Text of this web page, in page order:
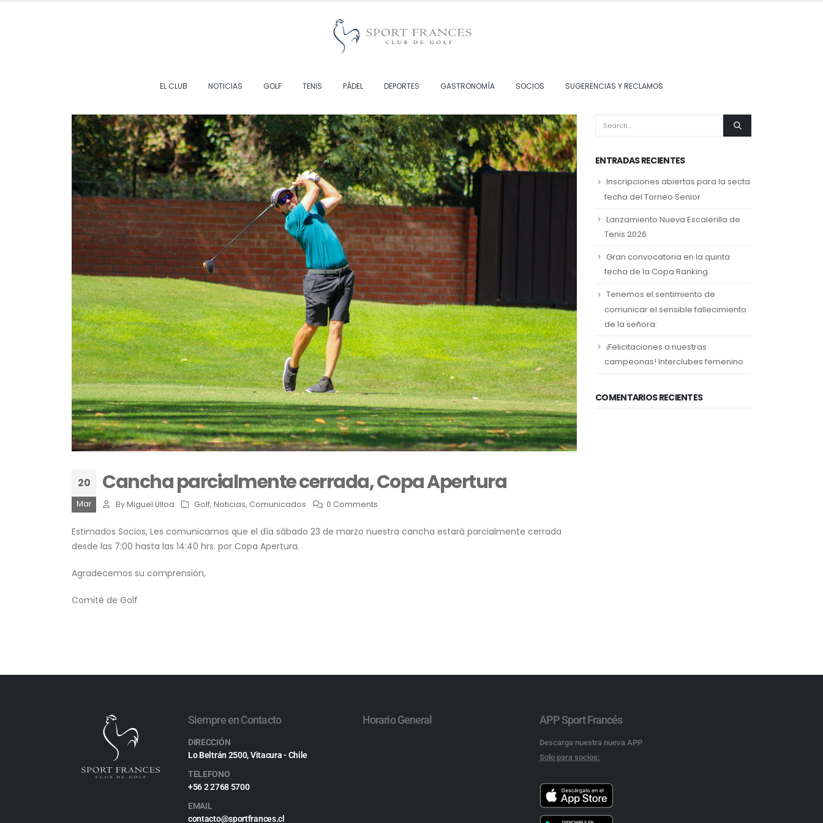
EL CLUB NOTICIAS GOLF TENIS PÁDEL DEPORTES GASTRONOMÍA SOCIOS SUGERENCIAS Y RECLAMOS
20
Mar
Cancha parcialmente cerrada, Copa Apertura
By Miguel Ulloa Golf,Noticias, Comunicados 0 Comments
Estimados Socios, Les comunicamos que el día sábado 23 de marzo nuestra cancha estará parcialmente cerrada
desde las 7:00 hasta las 14:40 hrs. por Copa Apertura.
Agradecemos su comprensión,
Comité de Golf
ENTRADAS RECIENTES
Inscripciones abiertas para la secta
fecha del Torneo Senior
Lanzamiento Nueva Escalerilla de
Tenis 2026
Gran convocatoria en la quinta
fecha de la Copa Ranking
Tenemos el sentimiento de
comunicar el sensible fallecimiento
de la señora:
¡Felicitaciones a nuestras
campeonas! Interclubes femenino
COMENTARIOS RECIENTES
Siempre en Contacto
DIRECCIÓN
Lo Beltrán 2500, Vitacura - Chile
TELEFONO
+56 2 2768 5700
EMAIL
contacto@sportfrances.cl
Horario General APP Sport Francés
Descarga nuestra nueva APP
Solo para socios: